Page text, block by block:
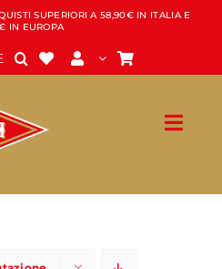
SUPERIORI A 58,90€ IN ITALIA E
IN EUROPA